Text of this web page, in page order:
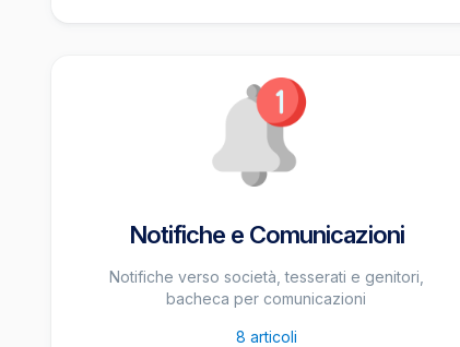
Notifiche e Comunicazioni
Notifiche verso società, tesserati e genitori,
bacheca per comunicazioni
8 articoli